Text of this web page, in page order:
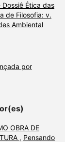
Ética das
de Filosofia: v.
Ambiental
por
OBRA DE
, Pensando